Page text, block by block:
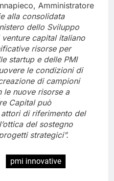
Amministratore
alla consolidata
dello Sviluppo
capital italiano
risorse per
startup e delle PMI
le condizioni di
di campioni
le nuove risorse a
Capital può
di riferimento del
del sostegno
strategici”.
pmi innovative